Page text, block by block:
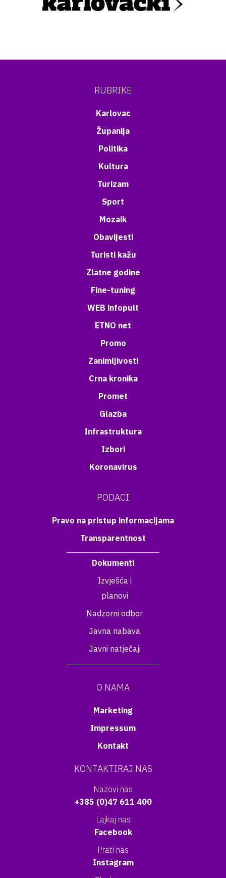
RUBRIKE
Karlovac
Županija
Politika
Kultura
Turizam
Sport
Mozaik
Obavijesti
Turisti kažu
Zlatne godine
Fine-tuning
WEB infopult
ETNO net
Promo
Zanimljivosti
Crna kronika
Promet
Glazba
Infrastruktura
Izbori
Koronavirus
PODACI
Pravo na pristup informacijama
Transparentnost
Dokumenti
Izvješća i
planovi
Nadzorni odbor
Javna nabava
Javni natječaji
O NAMA
Marketing
Impressum
Kontakt
KONTAKTIRAJ NAS
Nazovi nas
+385 (0)47 611 400
Lajkaj nas
Facebook
Prati nas
Instagram